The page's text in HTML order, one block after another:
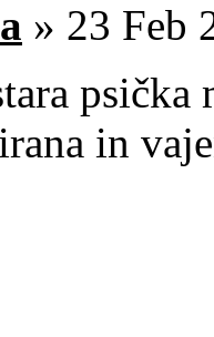
» 23 Feb
psička
in